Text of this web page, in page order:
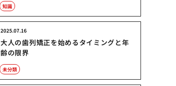
知識
大人の歯列矯正を始めるタイミングと年
齢の限界
2025.07.16
未分類